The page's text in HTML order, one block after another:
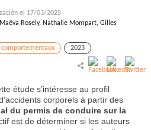
el 17/03/2025
Rosely, Nathalie Mompart, Gilles
comportementaux 2023
étude s’intéresse au profil
corporels à partir des
du permis de conduire sur la
est de déterminer si les auteurs